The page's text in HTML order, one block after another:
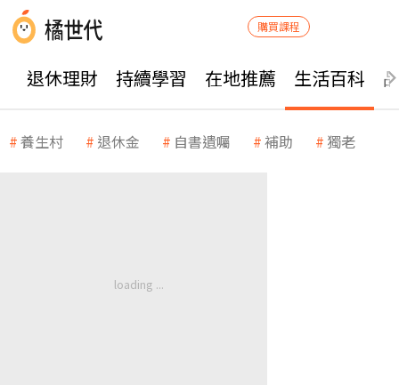
購買課程
退休理財 持續學習 在地推薦 生活百科
養生村 退休金 自書遺囑 補助 獨老